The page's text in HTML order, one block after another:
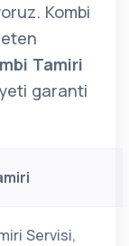
Kombi
Tamiri
garanti
Servisi,